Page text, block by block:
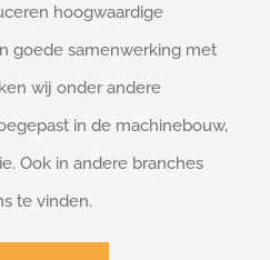
hoogwaardige
goede samenwerking met
wij onder andere
in de machinebouw,
Ook in andere branches
te vinden.